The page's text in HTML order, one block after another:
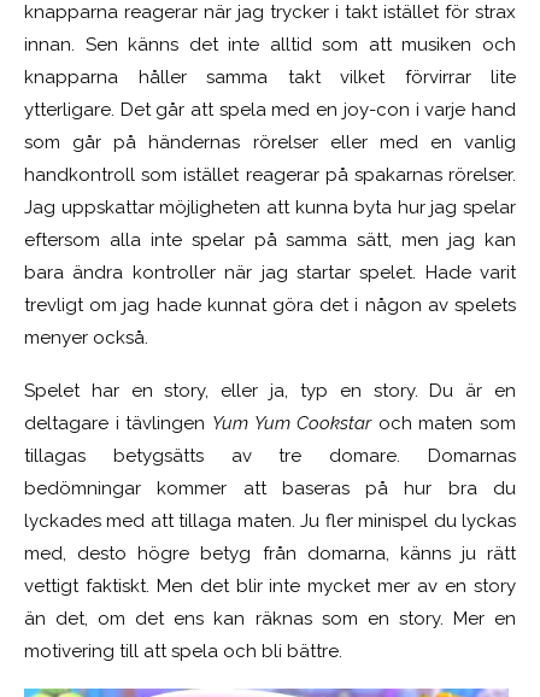
knapparna reagerar när jag trycker i takt istället för strax
innan. Sen känns det inte alltid som att musiken och
knapparna håller samma takt vilket förvirrar lite
ytterligare. Det går att spela med en joy-con i varje hand
som går på händernas rörelser eller med en vanlig
handkontroll som istället reagerar på spakarnas rörelser.
Jag uppskattar möjligheten att kunna byta hur jag spelar
eftersom alla inte spelar på samma sätt, men jag kan
bara ändra kontroller när jag startar spelet. Hade varit
trevligt om jag hade kunnat göra det i någon av spelets
menyer också.
Spelet har en story, eller ja, typ en story. Du är en
deltagare i tävlingen Yum Yum Cookstaroch maten som
tillagas betygsätts av tre domare. Domarnas
bedömningar kommer att baseras på hur bra du
lyckades med att tillaga maten. Ju fler minispel du lyckas
med, desto högre betyg från domarna, känns ju rätt
vettigt faktiskt. Men det blir inte mycket mer av en story
än det, om det ens kan räknas som en story. Mer en
motivering till att spela och bli bättre.